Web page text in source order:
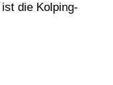
die Kolping-